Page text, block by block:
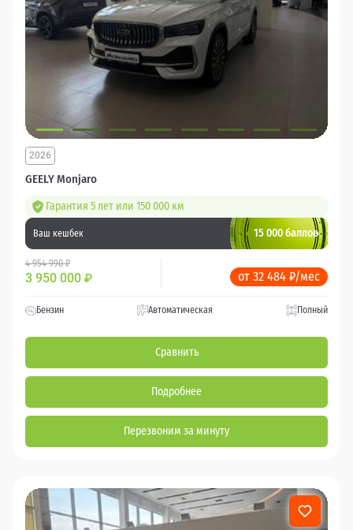
GEELY Monjaro
2026
Гарантия 5 лет или 150 000 км
Ваш кешбек 15 000 баллов
4 954 990 ₽
3 950 000 ₽ от 32 484 ₽/мес
Бензин Автоматическая Полный
Сравнить
Подробнее
Перезвоним за минуту